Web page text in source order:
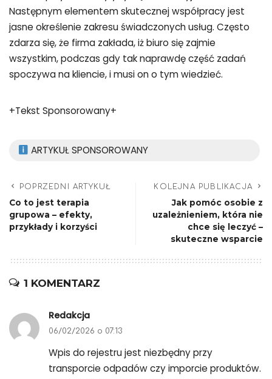
Następnym elementem skutecznej współpracy jest
jasne określenie zakresu świadczonych usług. Często
zdarza się, że firma zakłada, iż biuro się zajmie
wszystkim, podczas gdy tak naprawdę część zadań
spoczywa na kliencie, i musi on o tym wiedzieć.
+Tekst Sponsorowany+
ARTYKUŁ SPONSOROWANY
POPRZEDNI ARTYKUŁ
Co to jest terapia
grupowa – efekty,
przykłady i korzyści
KOLEJNA PUBLIKACJA
Jak pomóc osobie z
uzależnieniem, która nie
chce się leczyć –
skuteczne wsparcie
1 KOMENTARZ
Redakcja
06/02/2026 o 07:13
Wpis do rejestru jest niezbędny przy
transporcie odpadów czy imporcie produktów.